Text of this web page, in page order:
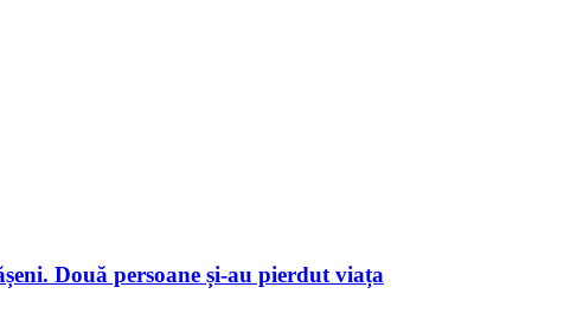
Două persoane și-au pierdut viața